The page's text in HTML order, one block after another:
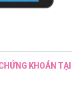
KHOÁN TẠI